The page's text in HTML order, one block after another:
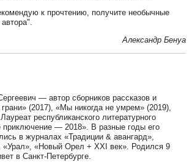
к прочтению, получите необычные
Александр Бенуа
— автор сборников рассказов и
(2017), «Мы никогда не умрем» (2019),
республиканского литературного
приключение — 2018». В разные годы его
в журналах «Традиции & авангард»,
«Урал», «Новый Орел + XXI век». Родился 9
в Санкт-Петербурге.